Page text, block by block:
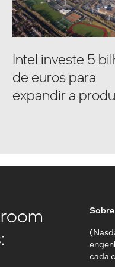
Intel investe 5
de euros para
expandir a
cada